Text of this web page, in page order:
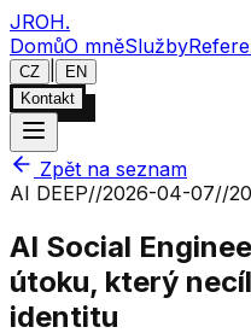
JROH.
DomůO mněSlužby
CZ
EN
Kontakt
Zpět na seznam
AI DEEP//2026-04-07//
AI Social
útoku, který
identitu